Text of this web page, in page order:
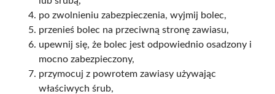
po zwolnieniu zabezpieczenia, wyjmij bolec,
przenieś bolec na przeciwną stronę zawiasu,
upewnij się, że bolec jest odpowiednio osadzony i
mocno zabezpieczony,
przymocuj z powrotem zawiasy używając
właściwych śrub,